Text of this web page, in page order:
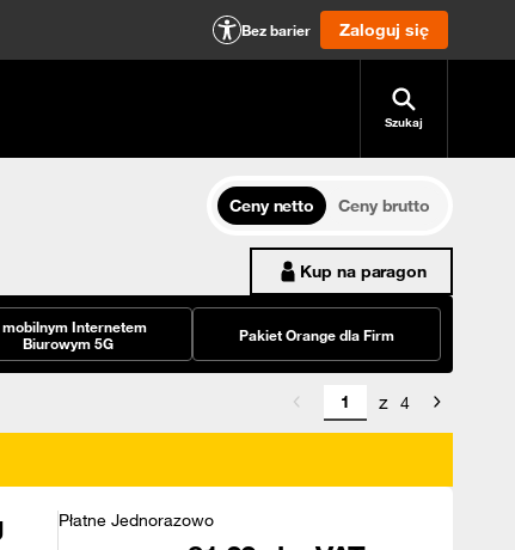
Bez barier Zaloguj się
Szukaj
Ceny netto
Ceny brutto
Kup na paragon
mobilnym Internetem
Biurowym 5G
Pakiet Orange dla Firm
z 4
Płatne Jednorazowo